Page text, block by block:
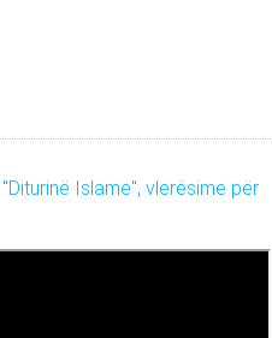
Islame", vlerësime për